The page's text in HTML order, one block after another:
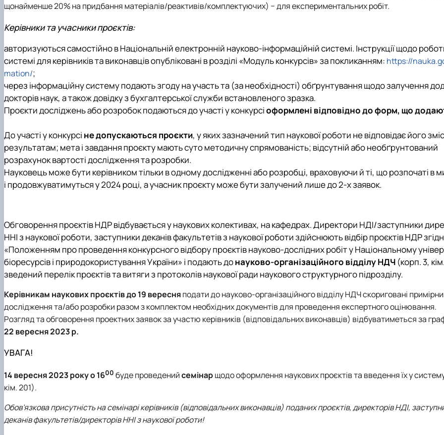
щонайменше 20% на придбання матеріалів/реактивів/комплектуючих) − для експериментальних робіт.
Керівники та учасники проєктів:
авторизуються самостійно в Національній електронній науково-інформаційній системі. Інструкції щодо
системі для керівників та виконавців опубліковані в розділі «Модуль конкурсів» за покликанням: https://
mation/;
через інформаційну систему подають згоду на участь та (за необхідності) обґрунтування щодо залучення
докторів наук, а також довідку з бухгалтерської служби встановленого зразка.
Проєкти досліджень або розробок подаються до участі у конкурсіоформлені відповідно до форм, що
До участі у конкурсі не допускаються проєкти, у яких зазначений тип наукової роботи не відповідає його
результатам; мета і завдання проєкту мають суто методичну спрямованість; відсутній або необґрунтований
розрахунок вартості дослідження та розробки.
Науковець може бути керівником тільки в одному дослідженні або розробці, враховуючи й ті, що розпочаті в
і продовжуватимуться у 2024 році, а учасник проєкту може бути залучений лише до 2-х заявок.
Обговорення проєктів НДР відбувається у наукових колективах, на кафедрах. Директори НДІ/заступники
ННІ з наукової роботи, заступники деканів факультетів з наукової роботи здійснюють відбір проєктів НДР
«Положенням про проведення конкурсного відбору проєктів науково-дослідних робіт у Національному
біоресурсів і природокористування України» і подають донауково-організаційного відділу НДЧ (корп. 3,
зведений перелік проєктів та витяги з протоколів наукової ради наукового структурного підрозділу.
Керівникам наукових проєктівдо 19 вересняподати до науково-організаційного відділу НДЧ скориговані
дослідження та/або розробки разом з комплектом необхідних документів для проведення експертного оцінювання.
Розгляд та обговорення проектних заявок за участю керівників (відповідальних виконавців) відбуватиметься за
22 вересня 2023 р.
УВАГА!
14 вересня 2023 року о 1600 буде проведенийсемінарщодо оформлення наукових проєктів та введення їх у
кім. 201).
Обов’язкова присутність на семінарі керівників (відповідальних виконавців) поданих проєктів, директорів НДІ,
деканів факультетів/директорів ННІ з наукової роботи!